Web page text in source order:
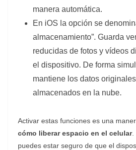
manera automática.
En iOS la opción se
almacenamiento”. Guarda
reducidas de fotos y vídeos
el dispositivo. De forma
mantiene los datos
almacenados en la nube.
Activar estas funciones es una
cómo liberar espacio en el celular.
puedes estar seguro de que el